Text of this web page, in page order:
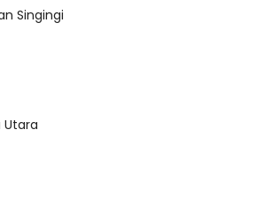
Singingi
Utara